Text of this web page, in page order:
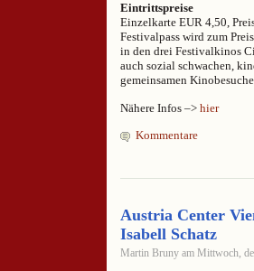
Eintrittspreise
Einzelkarte EUR 4,50,
Festivalpass wird zum
in den drei Festivalkinos
auch sozial schwachen,
gemeinsamen
Nähere Infos –> hier
Kommentare
Austria Center
Isabell Schatz
Martin Bruny am Mittwoch,